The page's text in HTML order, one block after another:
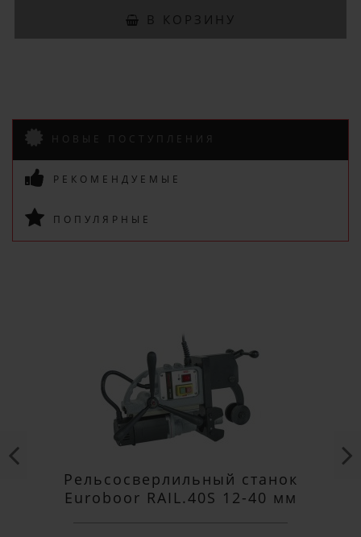
ПОДПИСАТЬСЯ
В КОРЗИНУ
НОВЫЕ ПОСТУПЛЕНИЯ
РЕКОМЕНДУЕМЫЕ
ПОПУЛЯРНЫЕ
Рельсосверлильный станок
Euroboor RAIL.40S 12-40 мм